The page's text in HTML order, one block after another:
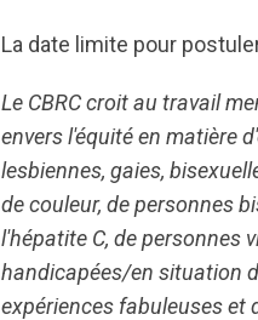
La date limite pour
Le CBRC croit au travail
envers l'équité en matière
lesbiennes, gaies,
de couleur, de personnes
l'hépatite C, de personnes
handicapées/en situation
expériences fabuleuses et